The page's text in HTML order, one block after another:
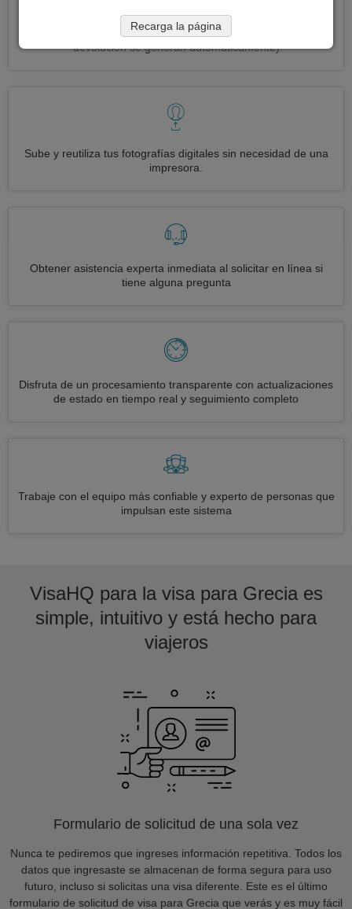
Reduce your solicitud de visa Grecia a3 simples pasos:
imprimir, firmar y enviar (Las etiquetas de envío de entrada y
devolución se generan automáticamente)
Sube y reutiliza tus fotografías digitales sin necesidad de una
impresora.
Obtener asistencia experta inmediata al solicitar en línea si
tiene alguna pregunta
Disfruta de un procesamiento transparente con actualizaciones
de estado en tiempo real y seguimiento completo
Trabaje con el equipo más confiable y experto de personas que
impulsan este sistema
VisaHQ para la visa para Grecia es
simple, intuitivo y está hecho para
viajeros
Formulario de solicitud de una sola vez
Nunca te pediremos que ingreses información repetitiva. Todos los
datos que ingresaste se almacenan de forma segura para uso
futuro, incluso si solicitas una visa diferente. Este es el último
formulario de solicitud de visa para Grecia que verás y es muy fácil
Recarga la página